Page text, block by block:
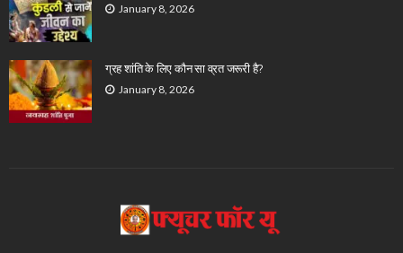
January 8, 2026
ग्रह शांति के लिए कौन सा व्रत जरूरी है?
January 8, 2026